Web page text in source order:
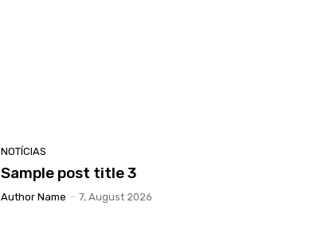
NOTÍCIAS
Sample post title 3
Author Name - 7, August 2026